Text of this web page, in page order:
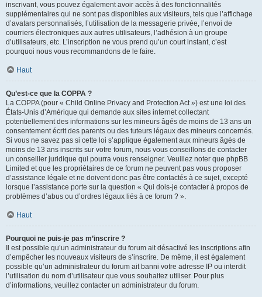
inscrivant, vous pouvez également avoir accès à des fonctionnalités
supplémentaires qui ne sont pas disponibles aux visiteurs, tels que l’affichage
d’avatars personnalisés, l’utilisation de la messagerie privée, l’envoi de
courriers électroniques aux autres utilisateurs, l’adhésion à un groupe
d’utilisateurs, etc. L’inscription ne vous prend qu’un court instant, c’est
pourquoi nous vous recommandons de le faire.
Haut
Qu’est-ce que la COPPA ?
La COPPA (pour « Child Online Privacy and Protection Act ») est une loi des
États-Unis d’Amérique qui demande aux sites internet collectant
potentiellement des informations sur les mineurs âgés de moins de 13 ans un
consentement écrit des parents ou des tuteurs légaux des mineurs concernés.
Si vous ne savez pas si cette loi s’applique également aux mineurs âgés de
moins de 13 ans inscrits sur votre forum, nous vous conseillons de contacter
un conseiller juridique qui pourra vous renseigner. Veuillez noter que phpBB
Limited et que les propriétaires de ce forum ne peuvent pas vous proposer
d’assistance légale et ne doivent donc pas être contactés à ce sujet, excepté
lorsque l’assistance porte sur la question « Qui dois-je contacter à propos de
problèmes d’abus ou d’ordres légaux liés à ce forum ? ».
Haut
Pourquoi ne puis-je pas m’inscrire ?
Il est possible qu’un administrateur du forum ait désactivé les inscriptions afin
d’empêcher les nouveaux visiteurs de s’inscrire. De même, il est également
possible qu’un administrateur du forum ait banni votre adresse IP ou interdit
l’utilisation du nom d’utilisateur que vous souhaitez utiliser. Pour plus
d’informations, veuillez contacter un administrateur du forum.